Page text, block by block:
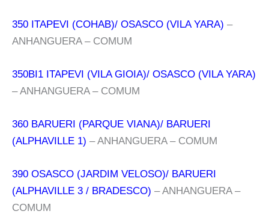
350 ITAPEVI (COHAB)/ OSASCO (VILA YARA) –
ANHANGUERA – COMUM
350BI1 ITAPEVI (VILA GIOIA)/ OSASCO (VILA YARA)
– ANHANGUERA – COMUM
360 BARUERI (PARQUE VIANA)/ BARUERI
(ALPHAVILLE 1) – ANHANGUERA – COMUM
390 OSASCO (JARDIM VELOSO)/ BARUERI
(ALPHAVILLE 3 / BRADESCO) – ANHANGUERA –
COMUM